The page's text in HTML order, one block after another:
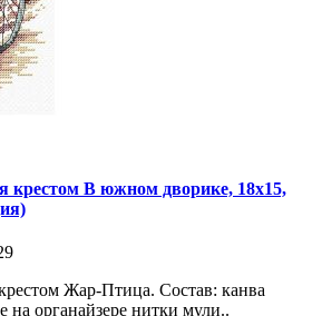
В южном дворике, 18x15,
Жар-Птица. Состав: канва
органайзере нитки мули..